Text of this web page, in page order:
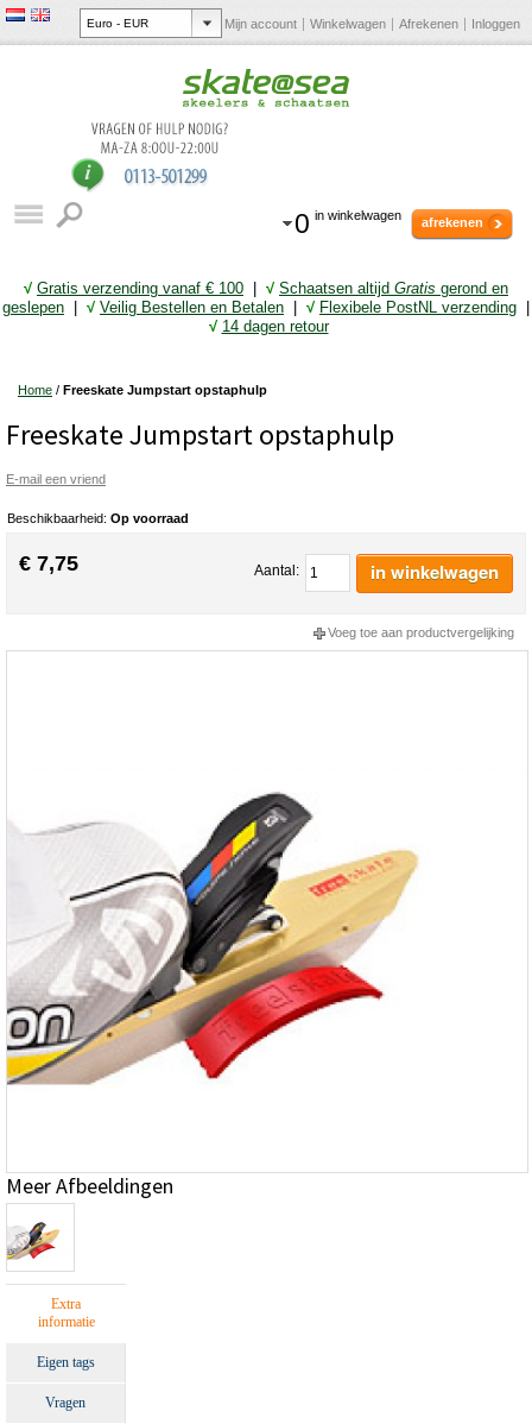
Mijn account Winkelwagen Afrekenen Inloggen
0 in winkelwagen afrekenen
√ Gratis verzending vanaf € 100 √ Schaatsen altijd Gratis gerond en
geslepen
√ Veilig Bestellen en Betalen √ Flexibele PostNL verzending
√ 14 dagen retour
Home / Freeskate Jumpstart opstaphulp
Freeskate Jumpstart opstaphulp
E-mail een vriend
Beschikbaarheid: Op voorraad
€ 7,75 Aantal: in winkelwagen
Voeg toe aan productvergelijking
Meer Afbeeldingen
Extra
informatie
Eigen tags
Vragen